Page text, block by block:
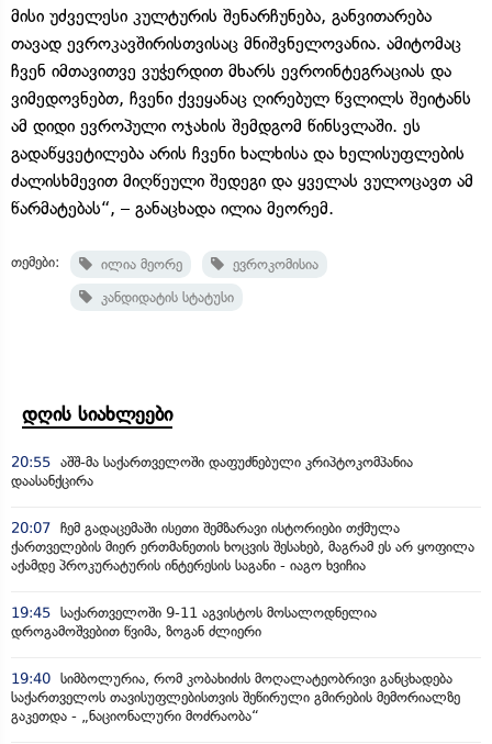
მისი უძველესი კულტურის შენარჩუნება, განვითარება
თავად ევროკავშირისთვისაც მნიშვნელოვანია. ამიტომაც
ჩვენ იმთავითვე ვუჭერდით მხარს ევროინტეგრაციას და
ვიმედოვნებთ, ჩვენი ქვეყანაც ღირებულ წვლილს შეიტანს
ამ დიდი ევროპული ოჯახის შემდგომ წინსვლაში. ეს
გადაწყვეტილება არის ჩვენი ხალხისა და ხელისუფლების
ძალისხმევით მიღწეული შედეგი და ყველას ვულოცავთ ამ
წარმატებას“, – განაცხადა ილია მეორემ.
თემები: ილია მეორე
ევროკომისია
კანდიდატის სტატუსი
დღის სიახლეები
20:55 აშშ-მა საქართველოში დაფუძნებული კრიპტოკომპანია
დაასანქცირა
20:07 ჩემ გადაცემაში ისეთი შემზარავი ისტორიები თქმულა
ქართველების მიერ ერთმანეთის ხოცვის შესახებ, მაგრამ ეს არ ყოფილა
აქამდე პროკურატურის ინტერესის საგანი - იაგო ხვიჩია
19:45 საქართველოში 9-11 აგვისტოს მოსალოდნელია
დროგამოშვებით წვიმა, ზოგან ძლიერი
19:40 სიმბოლურია, რომ კობახიძის მოღალატეობრივი განცხადება
საქართველოს თავისუფლებისთვის შეწირული გმირების მემორიალზე
გაკეთდა - „ნაციონალური მოძრაობა“